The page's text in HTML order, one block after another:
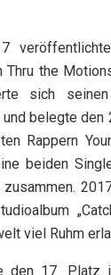
Thru the
sich
belegte den
Rappern
beiden
viel Ruhm
den 17. Platz